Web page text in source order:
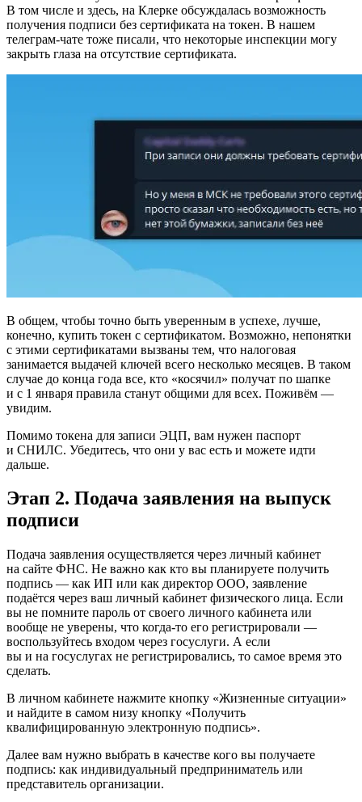
В том числе и здесь, на Клерке обсуждалась возможность
получения подписи без сертификата на токен. В нашем
телеграм-чате тоже писали, что некоторые инспекции могу
закрыть глаза на отсутствие сертификата.
В общем, чтобы точно быть уверенным в успехе, лучше,
конечно, купить токен с сертификатом. Возможно, непонятки
с этими сертификатами вызваны тем, что налоговая
занимается выдачей ключей всего несколько месяцев. В таком
случае до конца года все, кто «косячил» получат по шапке
и с 1 января правила станут общими для всех. Поживём —
увидим.
Помимо токена для записи ЭЦП, вам нужен паспорт
и СНИЛС. Убедитесь, что они у вас есть и можете идти
дальше.
Этап 2. Подача заявления на выпуск
подписи
Подача заявления осуществляется через личный кабинет
на сайте ФНС. Не важно как кто вы планируете получить
подпись — как ИП или как директор ООО, заявление
подаётся через ваш личный кабинет физического лица. Если
вы не помните пароль от своего личного кабинета или
вообще не уверены, что когда-то его регистрировали —
воспользуйтесь входом через госуслуги. А если
вы и на госуслугах не регистрировались, то самое время это
сделать.
В личном кабинете нажмите кнопку «Жизненные ситуации»
и найдите в самом низу кнопку «Получить
квалифицированную электронную подпись».
Далее вам нужно выбрать в качестве кого вы получаете
подпись: как индивидуальный предприниматель или
представитель организации.